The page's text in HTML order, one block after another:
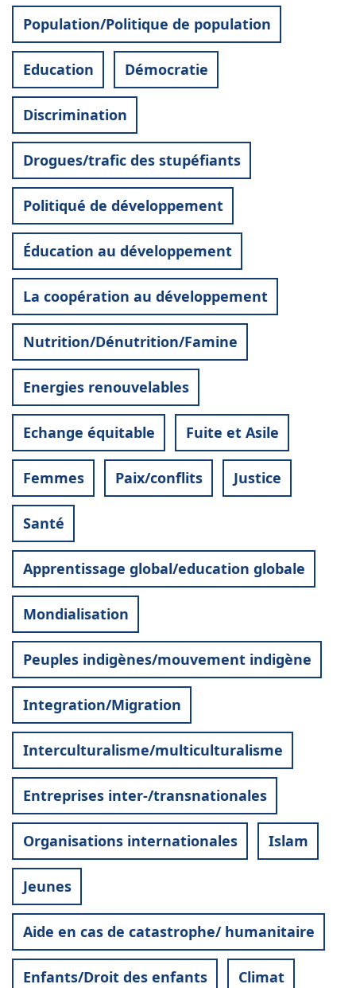
Population/Politique de population
Education Démocratie
Discrimination
Drogues/trafic des stupéfiants
Politiqué de développement
Éducation au développement
La coopération au développement
Nutrition/Dénutrition/Famine
Energies renouvelables
Echange équitable Fuite et Asile
Femmes Paix/conflits Justice
Santé
Apprentissage global/education globale
Mondialisation
Peuples indigènes/mouvement indigène
Integration/Migration
Interculturalisme/multiculturalisme
Entreprises inter-/transnationales
Organisations internationales Islam
Jeunes
Aide en cas de catastrophe/ humanitaire
Enfants/Droit des enfants Climat